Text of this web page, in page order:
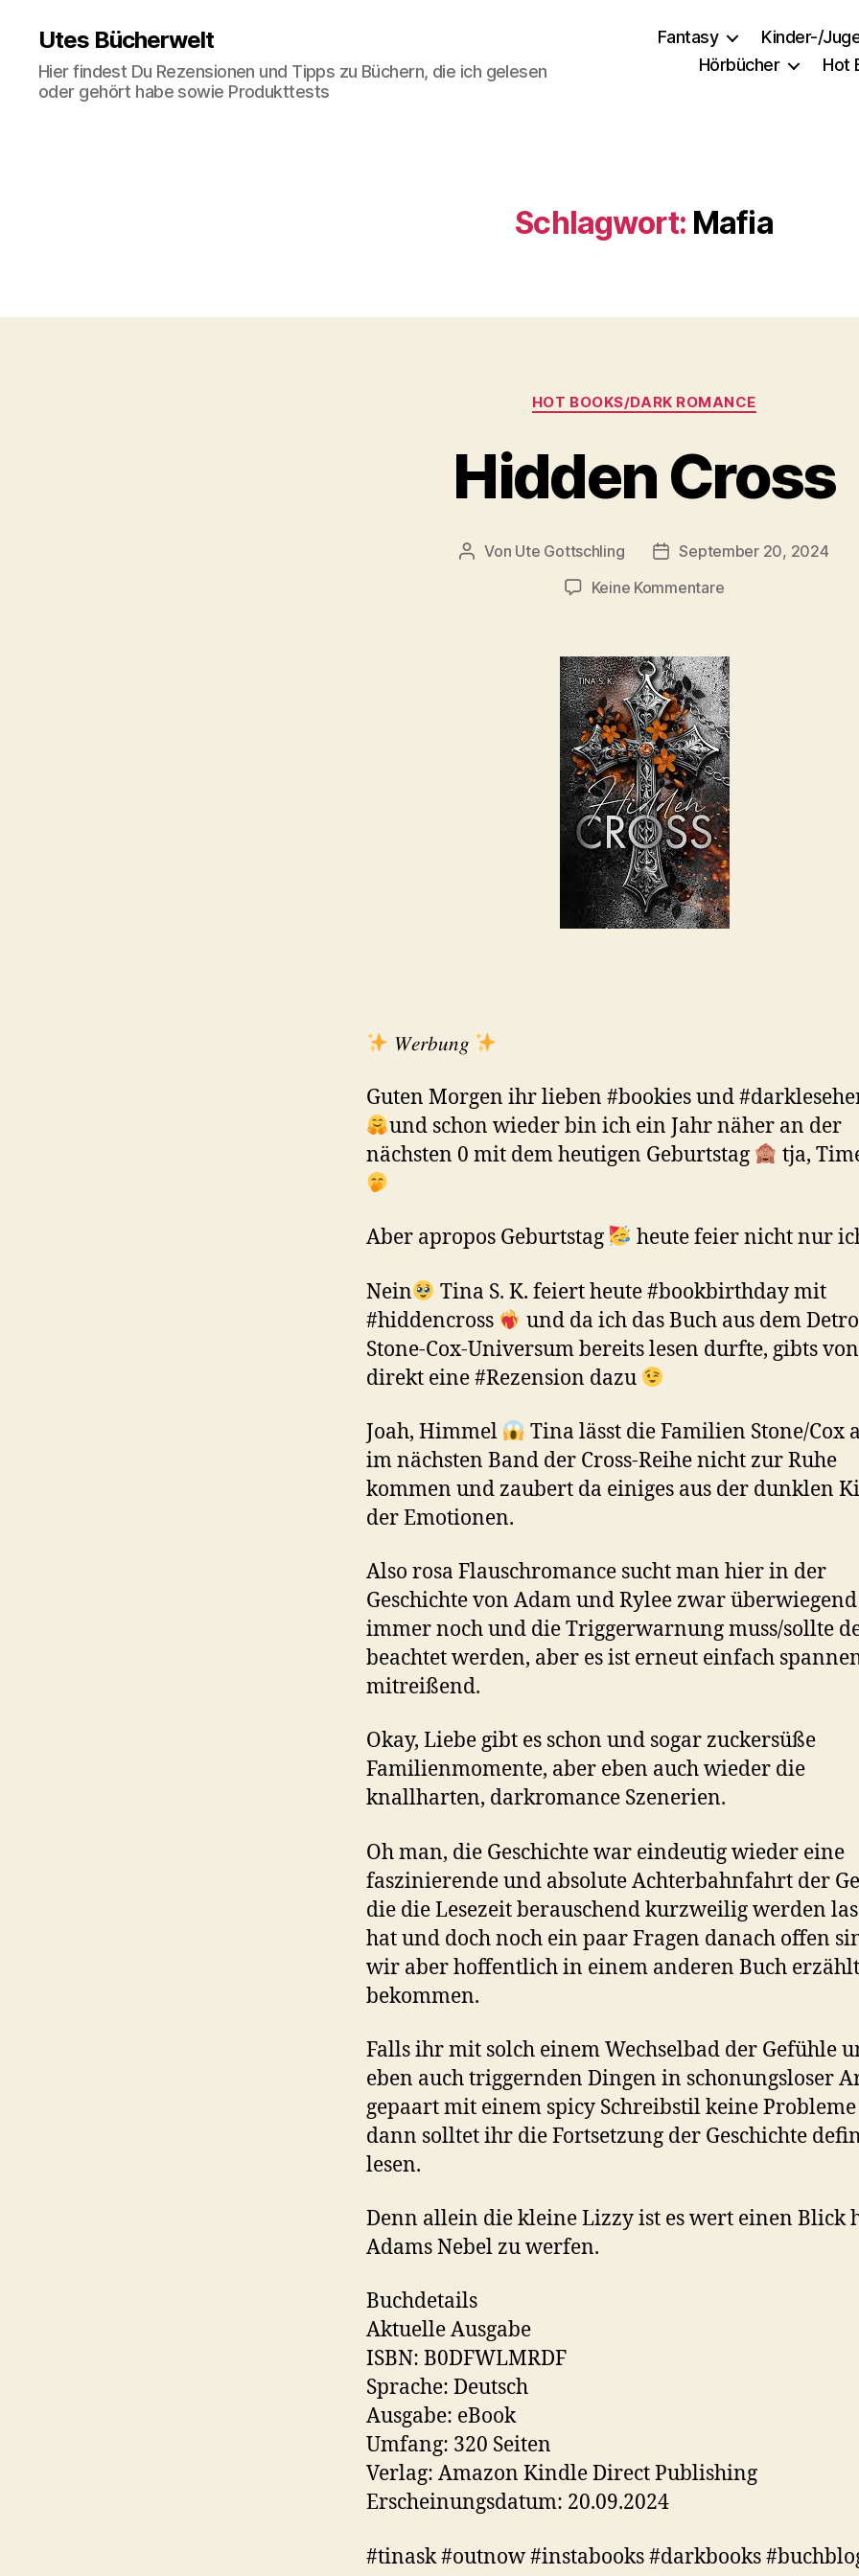
Utes Bücherwelt
Hier findest Du Rezensionen und Tipps zu Büchern, die ich gelesen
oder gehört habe sowie Produkttests
Fantasy Kinder-/
Hörbücher
Hot
Schlagwort: Mafia
Kategorien
HOT BOOKS/DARK ROMANCE
Hidden Cross
Beitragsautor
Von Ute Gottschling Veröffentlichungsdatum
September 20, 2024
Keine Kommentarezu
𝑊𝑒𝑟𝑏𝑢𝑛𝑔
Guten Morgen ihr lieben #bookies und
und schon wieder bin ich ein Jahr näher an der
nächsten 0 mit dem heutigen Geburtstag
tja,
Aber apropos Geburtstag heute feier nicht nur
Nein
Tina S. K. feiert heute #bookbirthday mit
#hiddencross
und da ich das Buch aus dem
Stone-Cox-Universum bereits lesen durfte, gibts
direkt eine #Rezension dazu
Joah, Himmel
Tina lässt die Familien Stone/Cox
im nächsten Band der Cross-Reihe nicht zur Ruhe
kommen und zaubert da einiges aus der dunklen
der Emotionen.
Also rosa Flauschromance sucht man hier in der
Geschichte von Adam und Rylee zwar überwiegend
immer noch und die Triggerwarnung muss/sollte
beachtet werden, aber es ist erneut einfach
mitreißend.
Okay, Liebe gibt es schon und sogar zuckersüße
Familienmomente, aber eben auch wieder die
knallharten, darkromance Szenerien.
Oh man, die Geschichte war eindeutig wieder eine
faszinierende und absolute Achterbahnfahrt der
die die Lesezeit berauschend kurzweilig werden
hat und doch noch ein paar Fragen danach offen
wir aber hoffentlich in einem anderen Buch erzählt
bekommen.
Falls ihr mit solch einem Wechselbad der Gefühle
eben auch triggernden Dingen in schonungsloser
gepaart mit einem spicy Schreibstil keine
dann solltet ihr die Fortsetzung der Geschichte
lesen.
Denn allein die kleine Lizzy ist es wert einen Blick
Adams Nebel zu werfen.
Buchdetails
Aktuelle Ausgabe
ISBN: B0DFWLMRDF
Sprache: Deutsch
Ausgabe: eBook
Umfang: 320 Seiten
Verlag: Amazon Kindle Direct Publishing
Erscheinungsdatum: 20.09.2024
#tinask #outnow #instabooks #darkbooks